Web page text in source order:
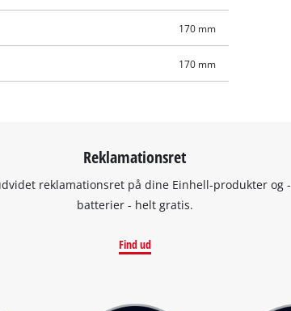
170 mm
170 mm
Reklamationsret
reklamationsret på dine Einhell-produkter og -
batterier - helt gratis.
Find ud